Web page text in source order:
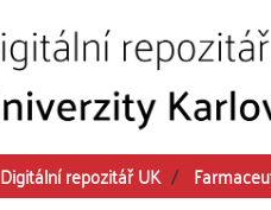
Digitální repozitář UK